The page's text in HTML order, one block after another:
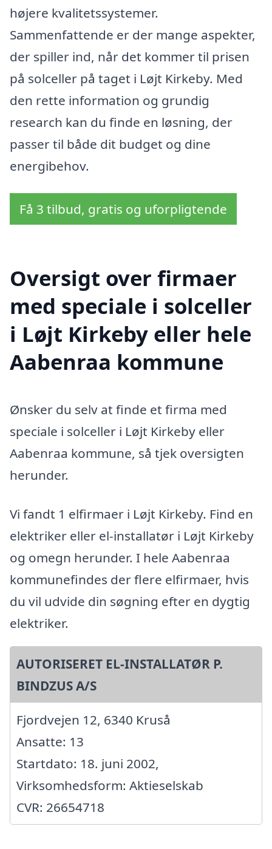
højere kvalitetssystemer.
Sammenfattende er der mange aspekter,
der spiller ind, når det kommer til prisen
på solceller på taget i Løjt Kirkeby. Med
den rette information og grundig
research kan du finde en løsning, der
passer til både dit budget og dine
energibehov.
Få 3 tilbud, gratis og uforpligtende
Oversigt over firmaer
med speciale i solceller
i Løjt Kirkeby eller hele
Aabenraa kommune
Ønsker du selv at finde et firma med
speciale i solceller i Løjt Kirkeby eller
Aabenraa kommune, så tjek oversigten
herunder.
Vi fandt 1 elfirmaer i Løjt Kirkeby. Find en
elektriker eller el-installatør i Løjt Kirkeby
og omegn herunder. I hele Aabenraa
kommunefindes der flere elfirmaer, hvis
du vil udvide din søgning efter en dygtig
elektriker.
AUTORISERET EL-INSTALLATØR P.
BINDZUS A/S
Fjordvejen 12, 6340 Kruså
Ansatte: 13
Startdato: 18. juni 2002,
Virksomhedsform: Aktieselskab
CVR: 26654718